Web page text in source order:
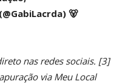
(@GabiLacrda) 🐻
nas redes sociais. [3]
via Meu Local